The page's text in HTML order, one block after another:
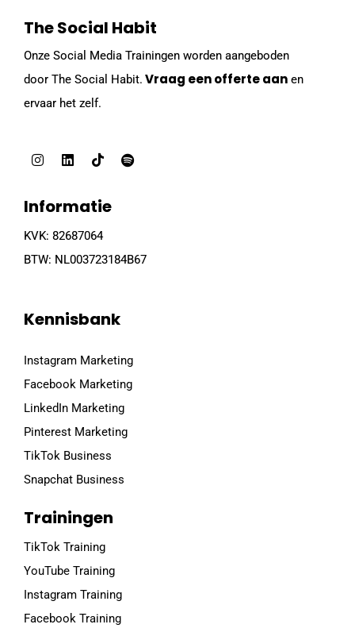
The Social Habit
Onze Social Media Trainingen worden aangeboden
door The Social Habit. Vraag een offerte aan en
ervaar het zelf.
Informatie
KVK: 82687064
BTW: NL003723184B67
Kennisbank
Instagram Marketing
Facebook Marketing
LinkedIn Marketing
Pinterest Marketing
TikTok Business
Snapchat Business
Trainingen
TikTok Training
YouTube Training
Instagram Training
Facebook Training